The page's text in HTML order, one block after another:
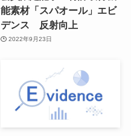
能素材「スパオール」エビ
デンス 反射向上
2022年9月23日